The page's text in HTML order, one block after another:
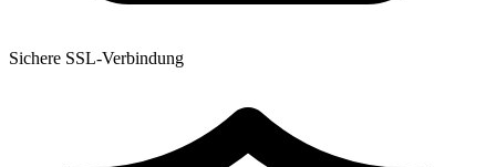
Sichere SSL-Verbindung